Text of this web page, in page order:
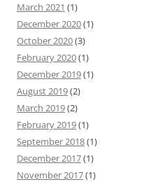
March 2021 (1)
December 2020(1)
October 2020(3)
February 2020(1)
December 2019(1)
August 2019(2)
March 2019(2)
February 2019(1)
September 2018(1)
December 2017(1)
November 2017(1)